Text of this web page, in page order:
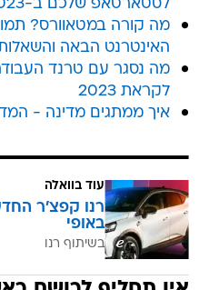
לסטארטאפ שלכם ב-2023
מה קורה במטאוורס?
האינטרנט הבאה
מה נסגר עם טרנד
לקראת 2023
איך ממתגים מדינה -
עוד בוואלה
רנו קפצ'ר
באופי
בשיתוף רנו